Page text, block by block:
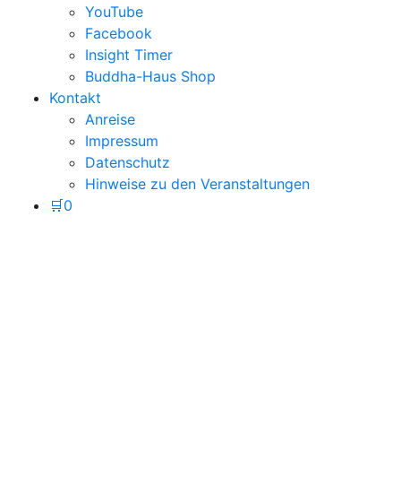
YouTube
Facebook
Insight Timer
Buddha-Haus Shop
Kontakt
Anreise
Impressum
Datenschutz
Hinweise zu den Veranstaltungen
🛒0